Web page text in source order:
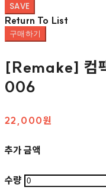
SAVE
Return To List
구매하기
[Remake] 컴
006
22,000원
추가 금액
수량